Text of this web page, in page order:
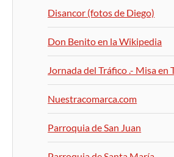
Disancor (fotos de Diego)
Don Benito en la Wikipedia
Jornada del Tráfico .- Misa en
Nuestracomarca.com
Parroquia de San Juan